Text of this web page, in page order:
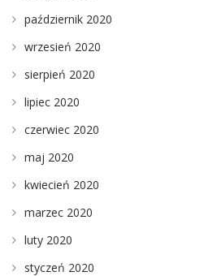
październik 2020
wrzesień 2020
sierpień 2020
lipiec 2020
czerwiec 2020
maj 2020
kwiecień 2020
marzec 2020
luty 2020
styczeń 2020